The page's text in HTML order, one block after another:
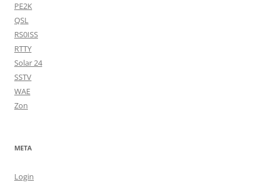
PE2K
QSL
RS0ISS
RTTY
Solar 24
SSTV
WAE
Zon
META
Login